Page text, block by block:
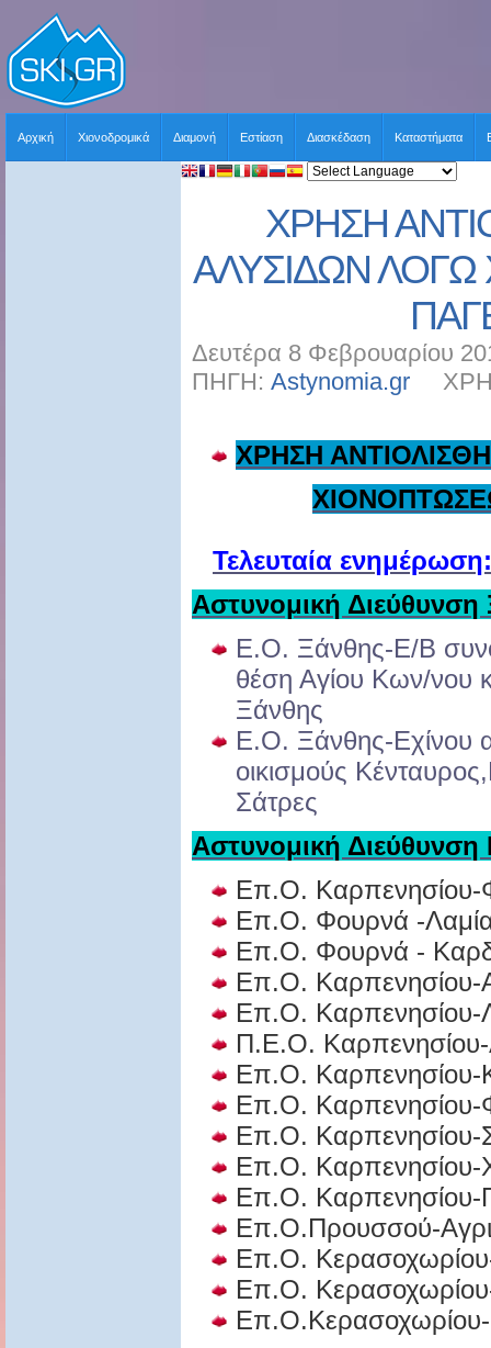
Αρχική Χιονοδρομικά Διαμονή Εστίαση Διασκέδαση Καταστήματα
ΧΡΗΣΗ
ΑΛΥΣΙΔΩΝ
Δευτέρα 8 Φεβρουαρίου
ΠΗΓΗ: Astynomia.gr
ΧΡΗΣΗ
Τελευταία
Αστυνομική Διεύθυνση
Ε.Ο. Ξάνθης-Ε/Β
θέση Αγίου Κων/νου
Ξάνθης
Ε.Ο. Ξάνθης-Εχίνου
οικισμούς
Σάτρες
Αστυνομική Διεύθυνση
Επ.Ο. Καρπενησίου-
Επ.Ο. Φουρνά -
Επ.Ο. Φουρνά -
Επ.Ο. Καρπενησίου-
Επ.Ο. Καρπενησίου-
Π.Ε.Ο. Καρπενησίου-
Επ.Ο. Καρπενησίου-
Επ.Ο. Καρπενησίου-
Επ.Ο. Καρπενησίου-
Επ.Ο.
Επ.Ο. Καρπενησίου-
Επ.Ο.Προυσσού-
Επ.Ο. Κερασοχωρίου-
Επ.Ο.
Επ.Ο.Κερασοχωρίου-